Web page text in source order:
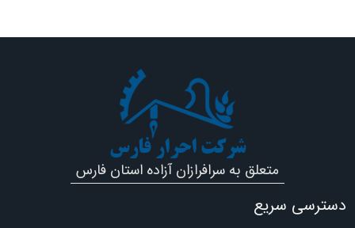
شرکت احرار فارس
متعلق به سرافرازان آزاده استان فارس
دسترسی سریع